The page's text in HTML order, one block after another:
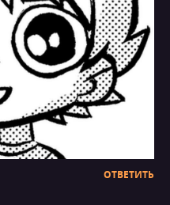
ОТВЕТИТЬ